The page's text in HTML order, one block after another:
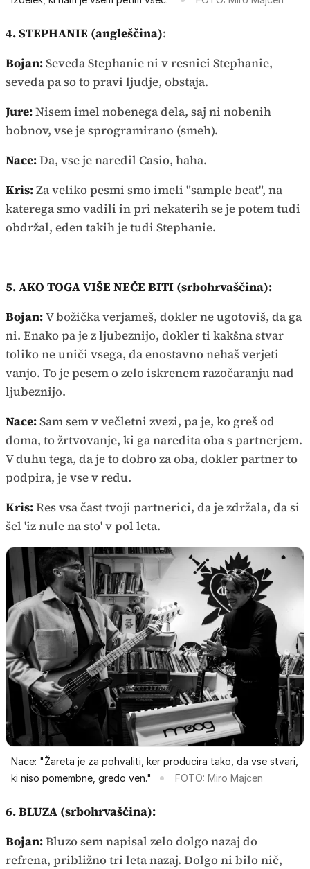
4. STEPHANIE (angleščina):
Bojan:Seveda Stephanie ni v resnici Stephanie,
seveda pa so to pravi ljudje, obstaja.
Jure:Nisem imel nobenega dela, saj ni nobenih
bobnov, vse je sprogramirano (smeh).
Nace:Da, vse je naredil Casio, haha.
Kris:Za veliko pesmi smo imeli "sample beat", na
katerega smo vadili in pri nekaterih se je potem tudi
obdržal, eden takih je tudi Stephanie.
5. AKO TOGA VIŠE NEČE BITI (srbohrvaščina):
Bojan:V božička verjameš, dokler ne ugotoviš, da ga
ni. Enako pa je z ljubeznijo, dokler ti kakšna stvar
toliko ne uniči vsega, da enostavno nehaš verjeti
vanjo. To je pesem o zelo iskrenem razočaranju nad
ljubeznijo.
Nace:Sam sem v večletni zvezi, pa je, ko greš od
doma, to žrtvovanje, ki ga naredita oba s partnerjem.
V duhu tega, da je to dobro za oba, dokler partner to
podpira, je vse v redu.
Kris:Res vsa čast tvoji partnerici, da je zdržala, da si
šel 'iz nule na sto' v pol leta.
Nace: "Žareta je za pohvaliti, ker producira tako, da vse stvari,
ki niso pomembne, gredo ven."
FOTO: Miro Majcen
6. BLUZA (srbohrvaščina):
Bojan:Bluzo sem napisal zelo dolgo nazaj do
refrena, približno tri leta nazaj. Dolgo ni bilo nič,